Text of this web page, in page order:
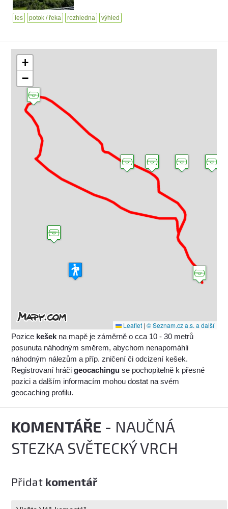
les potok / řeka rozhledna výhled
+
−
Leaflet | © Seznam.cz a.s. a další
Pozice kešek na mapě je záměrně o cca 10 - 30 metrů
posunuta náhodným směrem, abychom nenapomáhli
náhodným nálezům a příp. zničení či odcizení kešek.
Registrovaní hráčigeocachingu se pochopitelně k přesné
pozici a dalším informacím mohou dostat na svém
geocaching profilu.
KOMENTÁŘE - NAUČNÁ
STEZKA SVĚTECKÝ VRCH
Přidat komentář